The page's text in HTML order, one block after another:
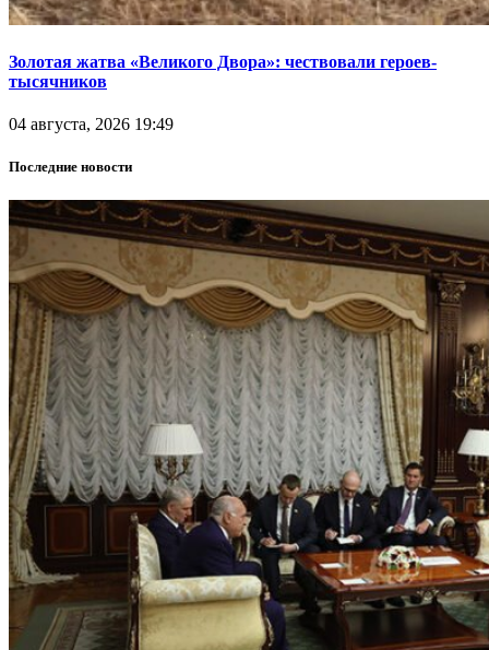
Золотая жатва «Великого Двора»: чествовали героев-
тысячников
04 августа, 2026 19:49
Последние новости